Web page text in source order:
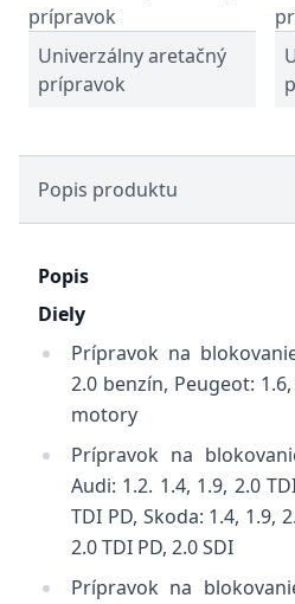
Univerzálny aretačný
prípravok
Popis produktu
Popis
Diely
Prípravok na
2.0 benzín, Peugeot:
motory
Prípravok na
Audi: 1.2. 1.4, 1.9, 2.0
TDI PD, Skoda: 1.4, 1.9,
2.0 TDI PD, 2.0 SDI
Prípravok na